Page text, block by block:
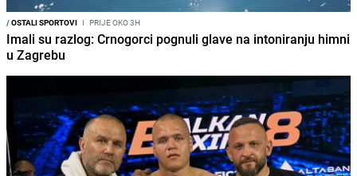
/OSTALI SPORTOVI I PRIJE OKO 3H
Imali su razlog: Crnogorci pognuli glave na intoniranju himni
u Zagrebu